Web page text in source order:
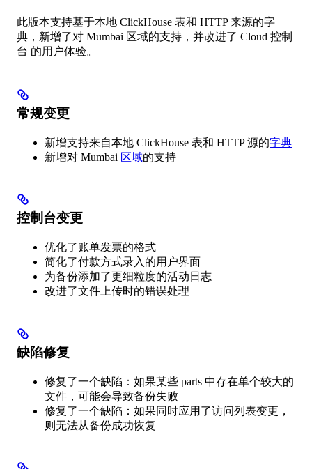
此版本支持基于本地 ClickHouse 表和 HTTP 来源的字
典，新增了对 Mumbai 区域的支持，并改进了 Cloud 控制
台 的用户体验。
常规变更
新增支持来自本地 ClickHouse 表和 HTTP 源的字典
新增对 Mumbai 区域的支持
控制台变更
优化了账单发票的格式
简化了付款方式录入的用户界面
为备份添加了更细粒度的活动日志
改进了文件上传时的错误处理
缺陷修复
修复了一个缺陷：如果某些 parts 中存在单个较大的
文件，可能会导致备份失败
修复了一个缺陷：如果同时应用了访问列表变更，
则无法从备份成功恢复